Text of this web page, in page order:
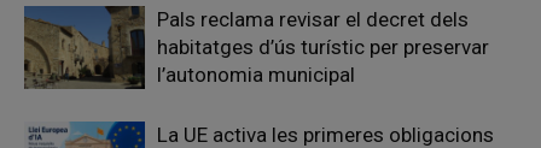
Pals reclama revisar el decret dels
habitatges d’ús turístic per preservar
l’autonomia municipal
La UE activa les primeres obligacions